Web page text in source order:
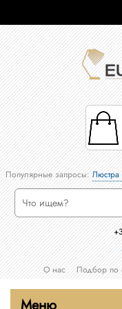
Популярные запросы:Люстра
О нас
Подбор по